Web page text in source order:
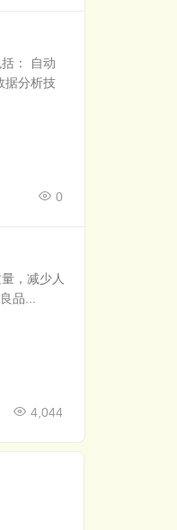
： 自动
据分析技
0
，减少人
品...
4,044